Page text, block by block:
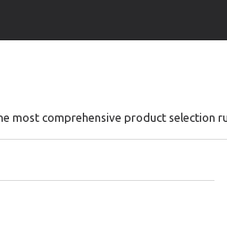
most comprehensive product selection